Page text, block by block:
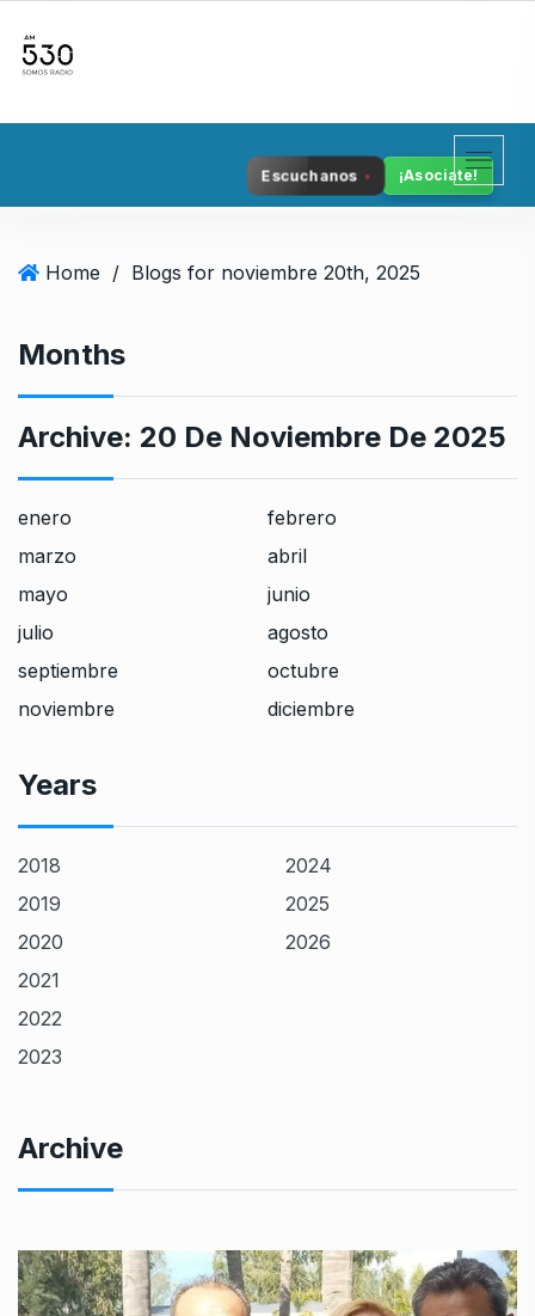
Escuchanos ¡Asociate!
Home / Blogs for noviembre 20th, 2025
Months
Archive: 20 De Noviembre De 2025
enero
febrero
marzo
abril
mayo
junio
julio
agosto
septiembre
octubre
noviembre
diciembre
Years
2018
2019
2020
2021
2022
2023
2024
2025
2026
Archive